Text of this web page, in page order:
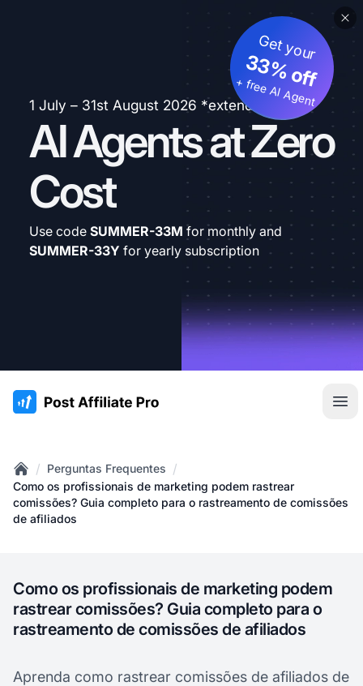
1 July – 31st August 2026 *extended
AI Agents at Zero
Cost
Get your
33% off
+ free AI Agent
Use code SUMMER-33M for monthly and
SUMMER-33Y for yearly subscription
:site.title
Home
/ Perguntas Frequentes /
Como os profissionais de marketing podem rastrear
comissões? Guia completo para o rastreamento de comissões
de afiliados
Como os profissionais de marketing podem
rastrear comissões? Guia completo para o
rastreamento de comissões de afiliados
Aprenda como rastrear comissões de afiliados de